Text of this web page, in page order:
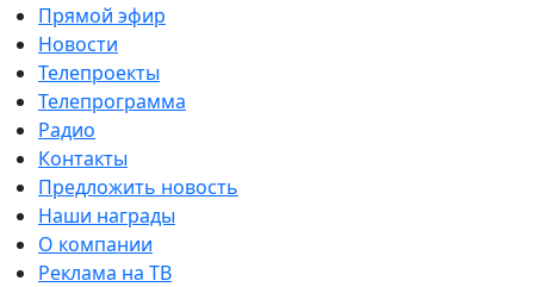
Прямой эфир
Новости
Телепроекты
Телепрограмма
Радио
Контакты
Предложить новость
Наши награды
О компании
Реклама на ТВ